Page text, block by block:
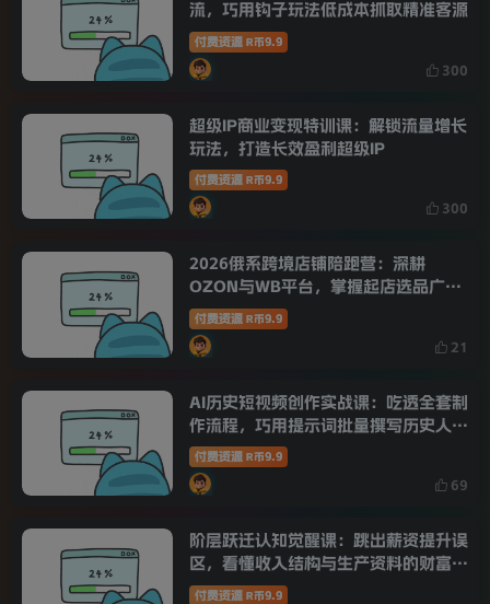
流，巧用钩子玩法低成本抓取精准客源
付费资源 R币9.9
300
超级IP商业变现特训课：解锁流量增长
玩法，打造长效盈利超级IP
付费资源 R币9.9
300
2026俄系跨境店铺陪跑营：深耕
OZON与WB平台，掌握起店选品广告
全套落地打法
付费资源 R币9.9
21
AI历史短视频创作实战课：吃透全套制
作流程，巧用提示词批量撰写历史人物
剧本
付费资源 R币9.9
69
阶层跃迁认知觉醒课：跳出薪资提升误
区，看懂收入结构与生产资料的财富底
层逻辑
付费资源 R币9.9